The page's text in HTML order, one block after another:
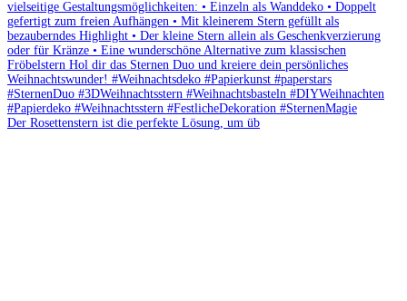
Der Rosettenstern ist die perfekte Lösung, um üb